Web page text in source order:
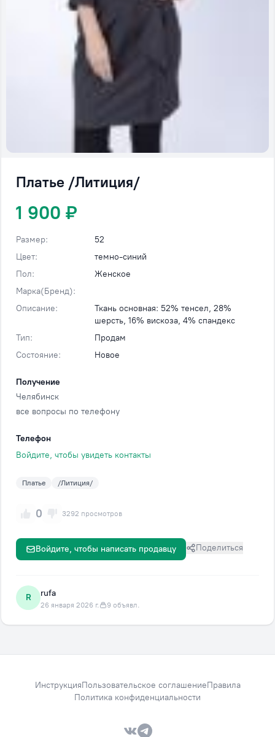
Платье /Литиция/
1 900 ₽
Размер:
52
Цвет:
темно-синий
Пол:
Женское
Марка(Бренд):
Описание:
Ткань основная: 52% тенсел, 28%
шерсть, 16% вискоза, 4% спандекс
Тип:
Продам
Состояние:
Новое
Получение
Челябинск
все вопросы по телефону
Телефон
Войдите, чтобы увидеть контакты
Платье /Литиция/
0 3292 просмотров
Поделиться
Войдите, чтобы написать продавцу
R rufa
26 января 2026 г. 9 объявл.
ИнструкцияПользовательское соглашениеПравила
Политика конфиденциальности
VK — Вместе дешевле
Telegram — Вместе дешевле